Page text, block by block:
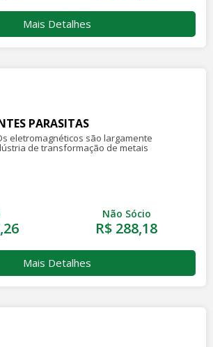
Mais Detalhes
PARASITAS
eletromagnéticos são largamente
de transformação de metais
Não Sócio
R$ 288,18
Mais Detalhes